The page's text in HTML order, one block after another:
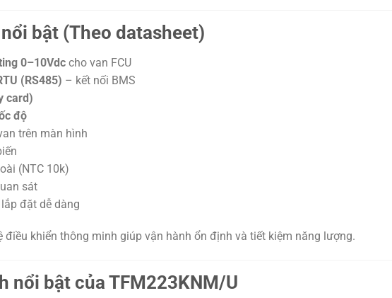
bật (Theo datasheet)
0–10Vdc cho van FCU
(RS485) – kết nối BMS
card)
độ
trên màn hình
(NTC 10k)
sát
đặt dễ dàng
điều khiển thông minh giúp vận hành ổn định và tiết kiệm năng lượng.
nổi bật của TFM223KNM/U